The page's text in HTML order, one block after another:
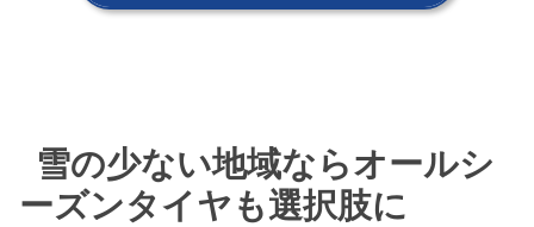
雪の少ない地域ならオールシ
ーズンタイヤも選択肢に